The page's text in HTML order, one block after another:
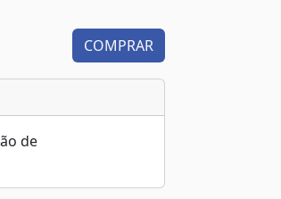
COMPRAR
de